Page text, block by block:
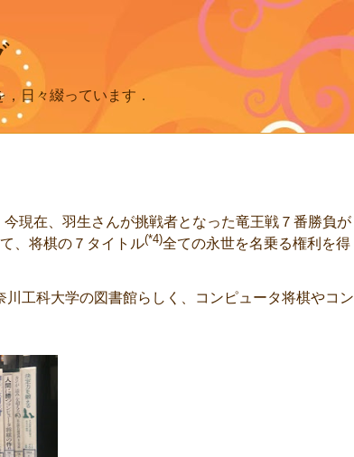
日々綴っています．
現在、羽生さんが挑戦者となった竜王戦７番勝負が
、将棋の７タイトル(*4)全ての永世を名乗る権利を得
工科大学の図書館らしく、コンピュータ将棋やコン